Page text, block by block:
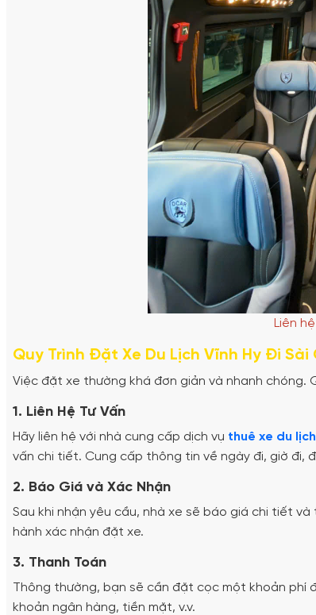
Liên
Quy Trình Đặt Xe Du Lịch Vĩnh Hy Đi Sài
Việc đặt xe thường khá đơn giản và nhanh chóng.
1. Liên Hệ Tư Vấn
Hãy liên hệ với nhà cung cấp dịch vụ thuê xe du lịch
vấn chi tiết. Cung cấp thông tin về ngày đi, giờ đi,
2. Báo Giá và Xác Nhận
Sau khi nhận yêu cầu, nhà xe sẽ báo giá chi tiết
hành xác nhận đặt xe.
3. Thanh Toán
Thông thường, bạn sẽ cần đặt cọc một khoản phí
khoản ngân hàng, tiền mặt, v.v.